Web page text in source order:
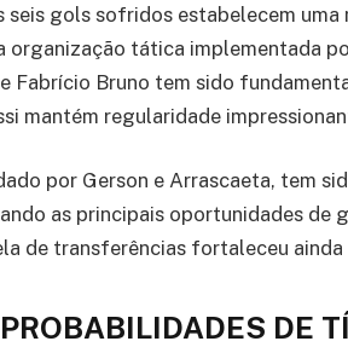
seis gols sofridos estabelecem
organização tática implementada
Fabrício Bruno tem sido
mantém regularidade
por Gerson e Arrascaeta, tem
as principais oportunidades de
de transferências fortaleceu
DE